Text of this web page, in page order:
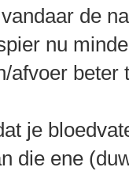
de
nu
afvoer beter
je
die ene